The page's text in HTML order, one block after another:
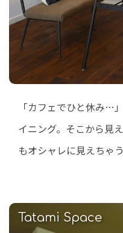
「カフェでひと休み…
イニング。そこから見
もオシャレに見えちゃう
Tatami Space